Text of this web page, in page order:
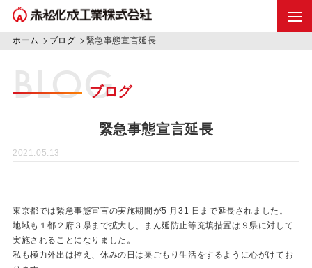
ホーム ブログ 緊急事態宣言延長
BLOG
ブログ
緊急事態宣言延長
2021.05.13
東京都では緊急事態宣言の実施期間が5 月31 日まで延長されました。
地域も１都２府３県まで拡大し、まん延防止等充填措置は９県に対して
実施されることになりました。
私も極力外出は控え、休みの日は巣ごもり生活をするように心がけてお